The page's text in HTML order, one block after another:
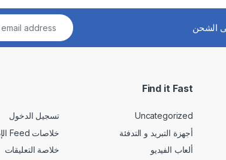
الشحن
Find it Fast
Uncategorized
أجهزة التبريد و التدفئة
ألعاب الفيديو
تسجيل الدخول
خلاصات Feed الإدخالات
خلاصة التعليقات